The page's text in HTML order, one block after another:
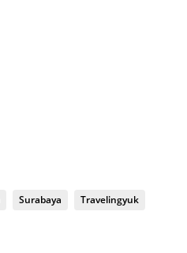
Surabaya Travelingyuk